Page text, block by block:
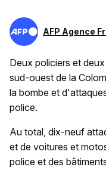
AFP Agence
Deux policiers et
sud-ouest de la
la bombe et
police.
Au total, dix-neuf
et de voitures et
police et des